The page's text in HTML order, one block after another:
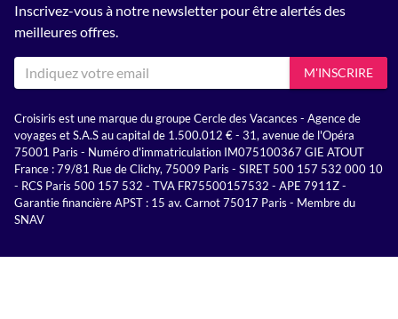
Inscrivez-vous à notre newsletter pour être alertés des
meilleures offres.
M'INSCRIRE
Croisiris est une marque du groupe Cercle des Vacances - Agence de
voyages et S.A.S au capital de 1.500.012 € - 31, avenue de l'Opéra
75001 Paris - Numéro d'immatriculation IM075100367 GIE ATOUT
France : 79/81 Rue de Clichy, 75009 Paris - SIRET 500 157 532 000 10
- RCS Paris 500 157 532 - TVA FR75500157532 - APE 7911Z -
Garantie financière APST : 15 av. Carnot 75017 Paris - Membre du
SNAV